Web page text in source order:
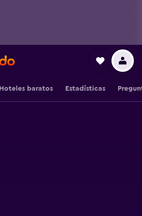
Hoteles baratos Estadísticas